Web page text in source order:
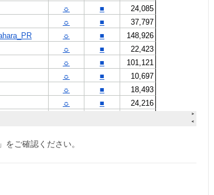
」をご確認ください。